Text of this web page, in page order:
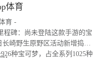
体育
育 -
碑：尚未登陆这款手游的宝
崎野生原野区活动新增捣蛋
种宝可梦，占全系列1025种